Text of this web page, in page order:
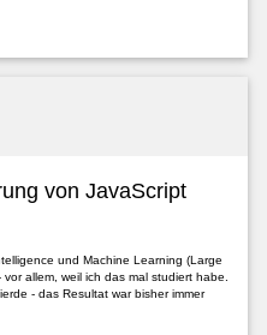
von JavaScript
und Machine Learning (Large
allem, weil ich das mal studiert habe.
- das Resultat war bisher immer